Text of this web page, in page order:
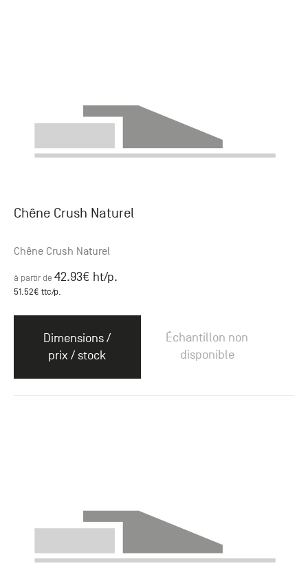
Chêne Crush Naturel
Chêne Crush Naturel
à partir de 42.93€ ht/p.
51.52€ ttc/p.
Dimensions /
prix / stock
Échantillon non
disponible